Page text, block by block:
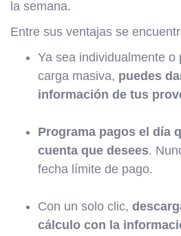
la semana.
Entre sus ventajas se
Ya sea individualmente o
carga masiva, puedes
información de tus
Programa pagos el día
cuenta que desees.
fecha límite de pago.
Con un solo clic,
cálculo con la